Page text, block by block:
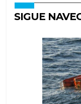
SIGUE